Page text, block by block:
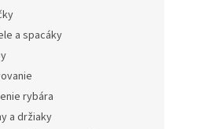
a spacáky
rybára
a držiaky